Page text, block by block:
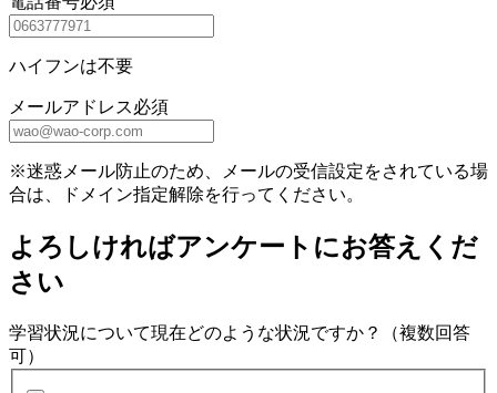
ハイフンは不要
メールアドレス必須
※迷惑メール防止のため、メールの受信設定をされている場
合は、ドメイン指定解除を行ってください。
よろしければアンケートにお答えくだ
さい
学習状況について現在どのような状況ですか？（複数回答
可）